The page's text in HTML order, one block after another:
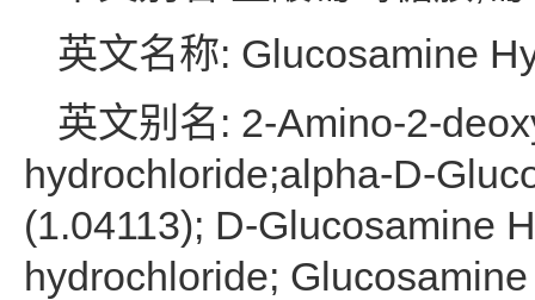
英文名称: Glucosamine
英文别名: 2-Amino-2-
hydrochloride;alpha-D-
(1.04113); D-Glucosamine
hydrochloride;